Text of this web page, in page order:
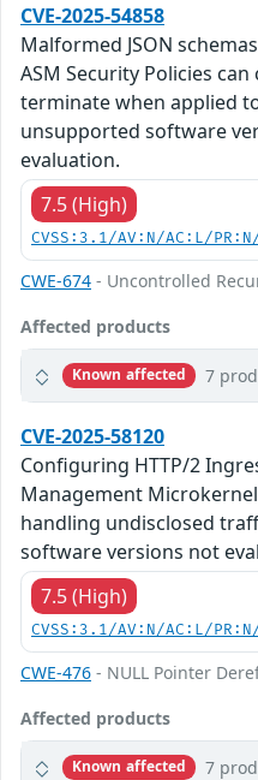
CVE-2025-54858
Malformed JSON
ASM Security Policies
terminate when applied
unsupported software
evaluation.
7.5 (High)
CVSS:3.1/AV:N/AC:L/
CWE-674 - Uncontrolled
Affected products
Known affected 7
CVE-2025-58120
Configuring HTTP/2
Management
handling undisclosed
software versions not
7.5 (High)
CVSS:3.1/AV:N/AC:L/
CWE-476 - NULL Pointer
Affected products
Known affected 7